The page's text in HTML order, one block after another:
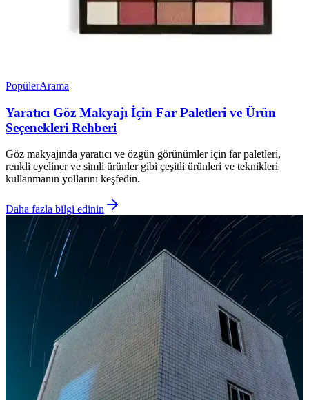
PopülerArama
Yaratıcı Göz Makyajı İçin Far Paletleri ve Ürün
Seçenekleri Rehberi
Göz makyajında yaratıcı ve özgün görünümler için far paletleri,
renkli eyeliner ve simli ürünler gibi çeşitli ürünleri ve teknikleri
kullanmanın yollarını keşfedin.
Daha fazla bilgi edinin